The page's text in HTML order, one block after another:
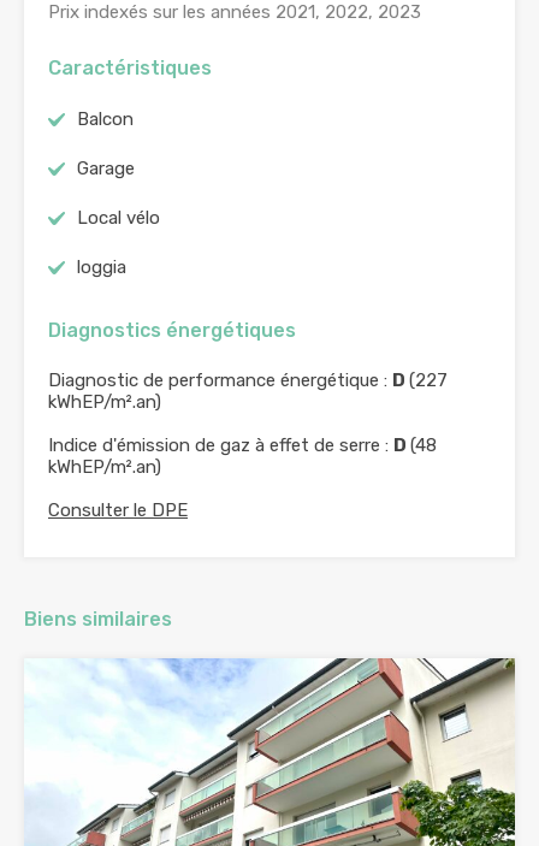
Prix indexés sur les années 2021, 2022, 2023
Caractéristiques
Balcon
Garage
Local vélo
loggia
Diagnostics énergétiques
Diagnostic de performance énergétique : D (227
kWhEP/m².an)
Indice d'émission de gaz à effet de serre : D (48
kWhEP/m².an)
Consulter le DPE
Biens similaires